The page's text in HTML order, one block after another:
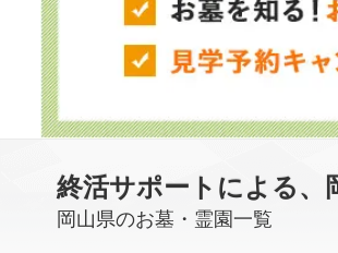
終活サポートによる、
岡山県のお墓・霊園一覧